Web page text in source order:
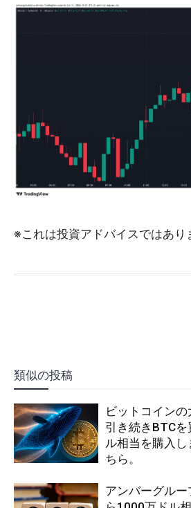
※これは投資アドバイスではあり
類似の投稿
ビットコイン
引き続きBTC
ル相当を購入
ちら。
アンバーグル